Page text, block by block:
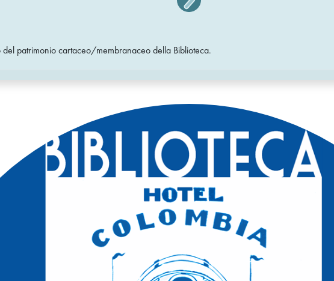
patrimonio cartaceo/membranaceo della Biblioteca.